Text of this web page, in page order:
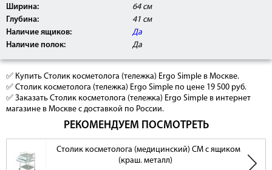
Ширина:
64 см
Глубина:
41 см
Наличие ящиков:
Да
Наличие полок:
Да
✅ Купить Столик косметолога (тележка) Ergo Simple в Москве.
✅ Столик косметолога (тележка) Ergo Simple по цене 19 500 руб.
✅ Заказать Столик косметолога (тележка) Ergo Simple в интернет
магазине в Москве с доставкой по России.
РЕКОМЕНДУЕМ ПОСМОТРЕТЬ
Столик косметолога (медицинский) СМ с ящиком
(краш. металл)